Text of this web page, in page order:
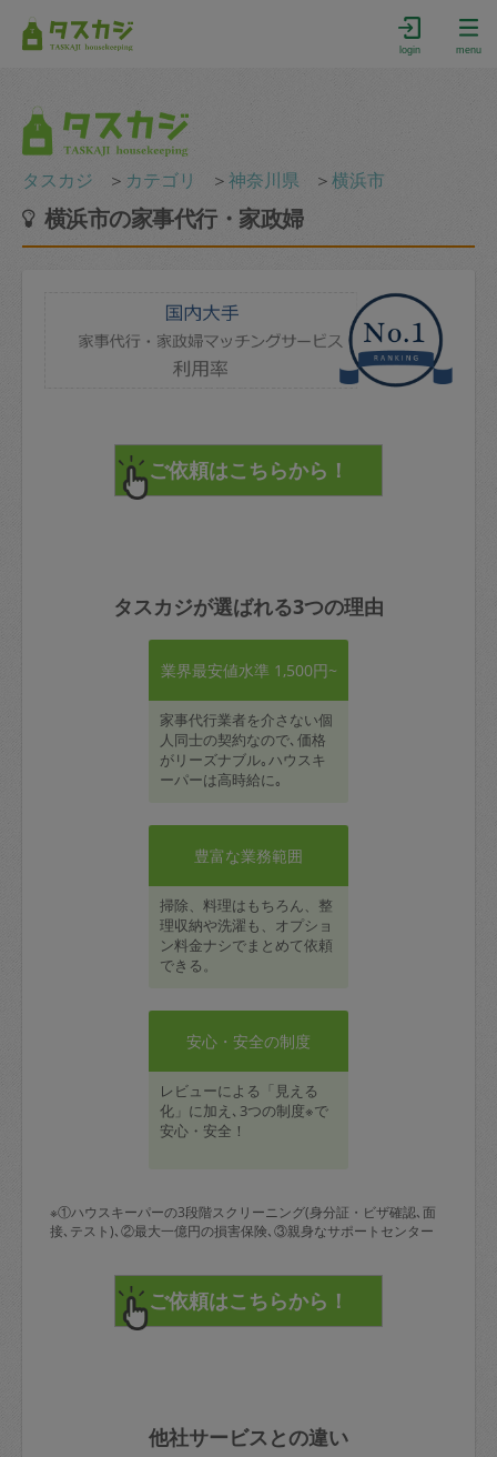
login menu
タスカジ ＞ カテゴリ ＞神奈川県 ＞横浜市
横浜市の家事代行・家政婦
タスカジが選ばれる3つの理由
業界最安値水準 1,500円~
家事代行業者を介さない個
人同士の契約なので､価格
がリーズナブル｡ハウスキ
ーパーは高時給に｡
豊富な業務範囲
掃除、料理はもちろん、整
理収納や洗濯も、オプショ
ン料金ナシでまとめて依頼
できる。
安心・安全の制度
レビューによる「見える
化」に加え､3つの制度※で
安心・安全！
※①ハウスキーパーの3段階スクリーニング(身分証・ビザ確認､面
接､テスト)､②最大一億円の損害保険､③親身なサポートセンター
他社サービスとの違い